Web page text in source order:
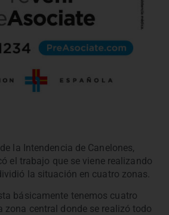
la Intendencia de Canelones,
el trabajo que se viene realizando
la situación en cuatro zonas.
básicamente tenemos cuatro
zona central donde se realizó todo